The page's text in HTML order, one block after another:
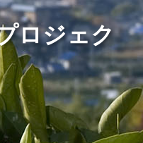
ロジェク